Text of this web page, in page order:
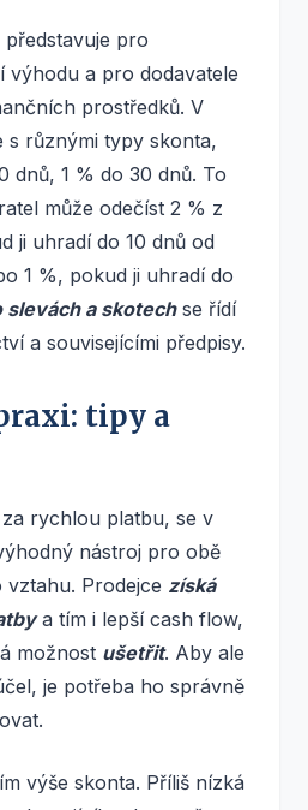
pro
výhodu a pro dodavatele
prostředků. V
s různými typy skonta,
dnů, 1 % do 30 dnů. To
může odečíst 2 % z
ji uhradí do 10 dnů od
1 %, pokud ji uhradí do
slevách a skotechse řídí
a souvisejícími předpisy.
tipy a
rychlou platbu, se v
nástroj pro obě
Prodejce získá
a tím i lepší cash flow,
možnost ušetřit. Aby ale
je potřeba ho správně
výše skonta. Příliš nízká